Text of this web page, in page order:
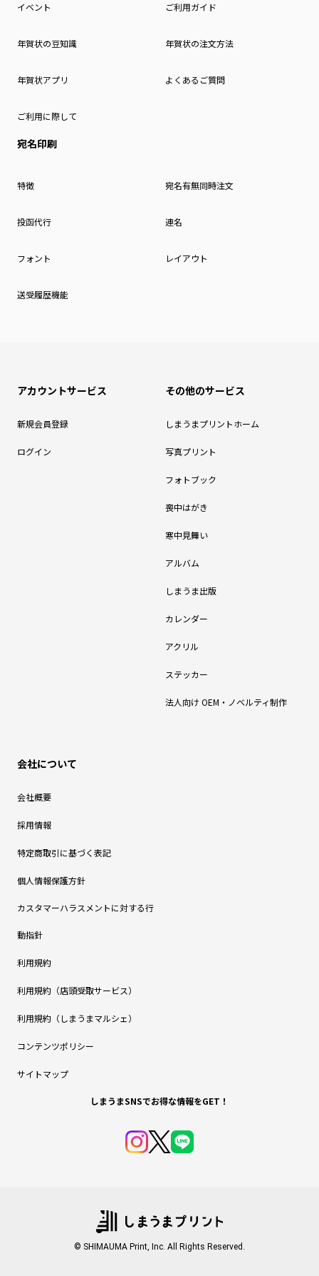
イベント ご利用ガイド
年賀状の豆知識 年賀状の注文方法
年賀状アプリ よくあるご質問
ご利用に際して
宛名印刷
特徴 宛名有無同時注文
投函代行 連名
フォント レイアウト
送受履歴機能
アカウントサービス
新規会員登録
ログイン
その他のサービス
しまうまプリントホーム
写真プリント
フォトブック
喪中はがき
寒中見舞い
アルバム
しまうま出版
カレンダー
アクリル
ステッカー
法人向け OEM・ノベルティ制作
会社について
会社概要
採用情報
特定商取引に基づく表記
個人情報保護方針
カスタマーハラスメントに対する行
動指針
利用規約
利用規約（店頭受取サービス）
利用規約（しまうまマルシェ）
コンテンツポリシー
サイトマップ
しまうまSNSでお得な情報をGET！
© SHIMAUMA Print, Inc. All Rights Reserved.